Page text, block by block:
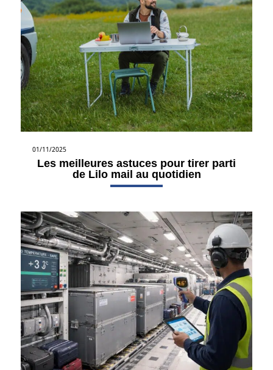
01/11/2025
Les meilleures astuces pour tirer parti
de Lilo mail au quotidien